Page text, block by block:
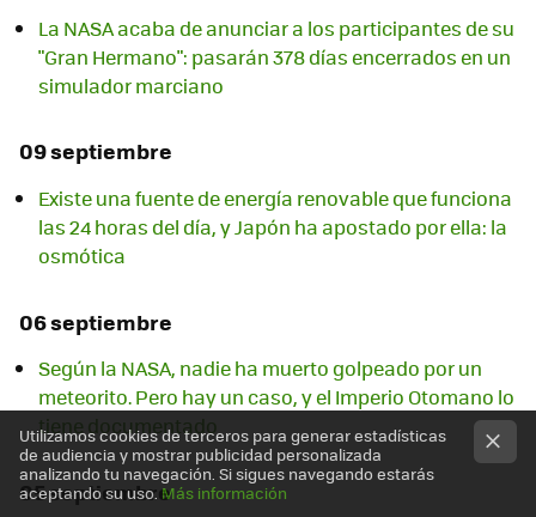
La NASA acaba de anunciar a los participantes de su
"Gran Hermano": pasarán 378 días encerrados en un
simulador marciano
09 septiembre
Existe una fuente de energía renovable que funciona
las 24 horas del día, y Japón ha apostado por ella: la
osmótica
06 septiembre
Según la NASA, nadie ha muerto golpeado por un
meteorito. Pero hay un caso, y el Imperio Otomano lo
tiene documentado
05 septiembre
Utilizamos cookies de terceros para generar estadísticas
de audiencia y mostrar publicidad personalizada
analizando tu navegación. Si sigues navegando estarás
aceptando su uso.Más información